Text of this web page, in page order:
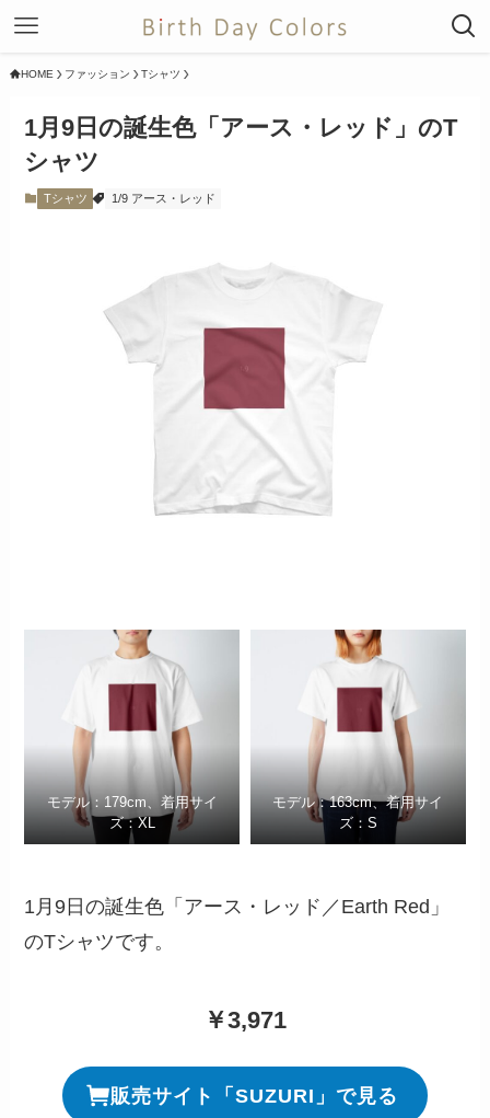
HOME ファッション Tシャツ
1月9日の誕生色「アース・レッド」のT
シャツ
Tシャツ 1/9 アース・レッド
モデル：179cm、着用サイ
ズ：XL
モデル：163cm、着用サイ
ズ：S
1月9日の誕生色「アース・レッド／Earth Red」
のTシャツです。
￥3,971
販売サイト「SUZURI」で見る